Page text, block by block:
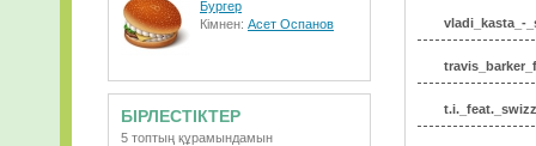
Бургер
Кімнен: Асет Оспанов
БІРЛЕСТІКТЕР
5 топтың құрамындамын
vladi_kasta_-